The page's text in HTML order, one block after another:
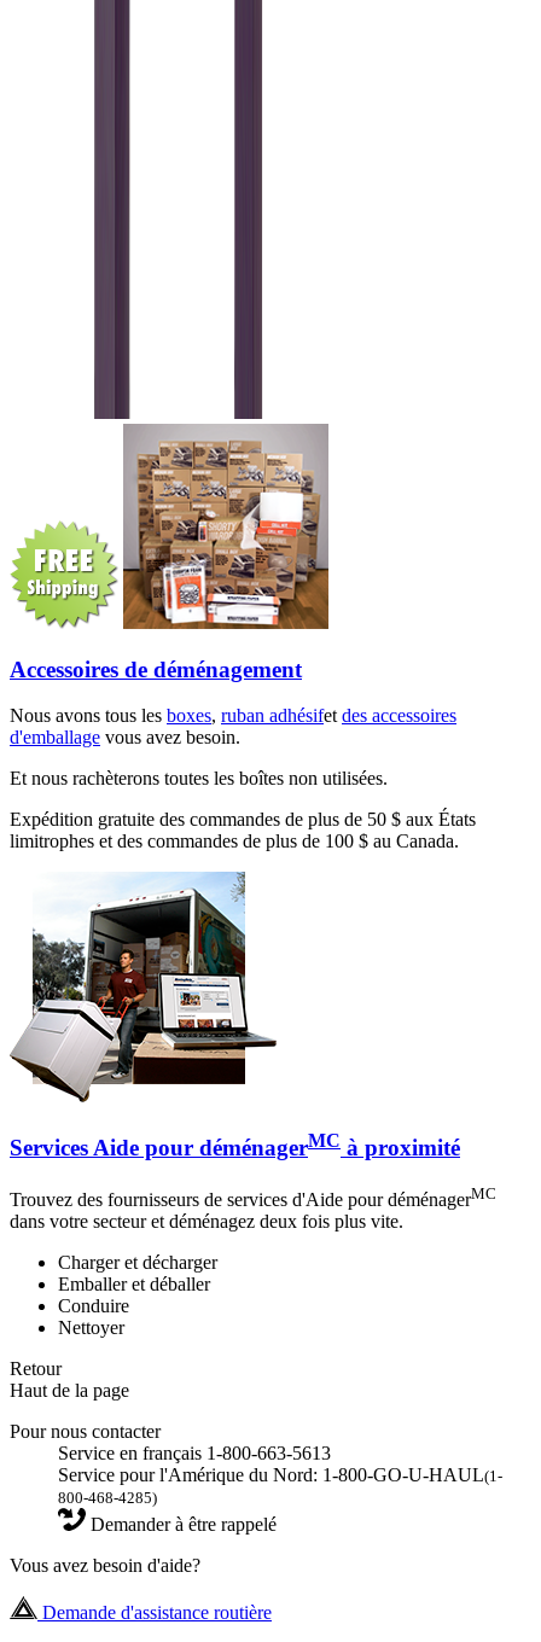
Accessoires de déménagement
Nous avons tous les boxes, ruban adhésifet des accessoires
d'emballage vous avez besoin.
Et nous rachèterons toutes les boîtes non utilisées.
Expédition gratuite des commandes de plus de 50 $ aux États
limitrophes et des commandes de plus de 100 $ au Canada.
Services Aide pour déménagerMC à proximité
Trouvez des fournisseurs de services d'Aide pour déménagerMC
dans votre secteur et déménagez deux fois plus vite.
Charger et décharger
Emballer et déballer
Conduire
Nettoyer
Retour
Haut de la page
Pour nous contacter
Service en français 1-800-663-5613
Service pour l'Amérique du Nord: 1-800-GO-U-HAUL(1-
800-468-4285)
Demander à être rappelé
Vous avez besoin d'aide?
Demande d'assistance routière